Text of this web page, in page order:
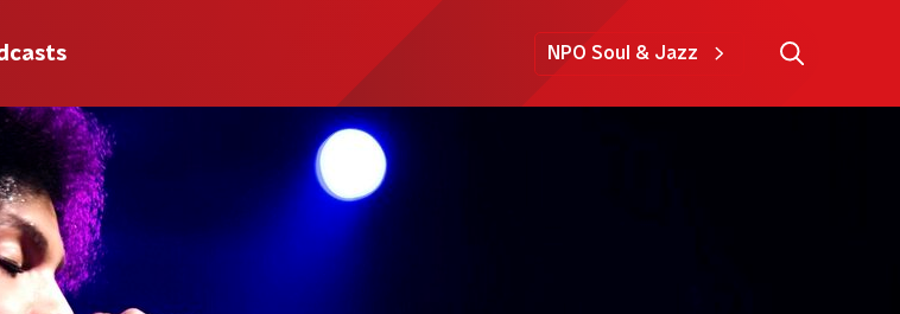
NPO Soul & Jazz